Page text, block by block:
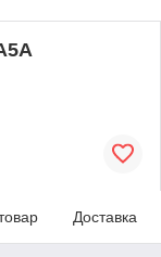
Доставка